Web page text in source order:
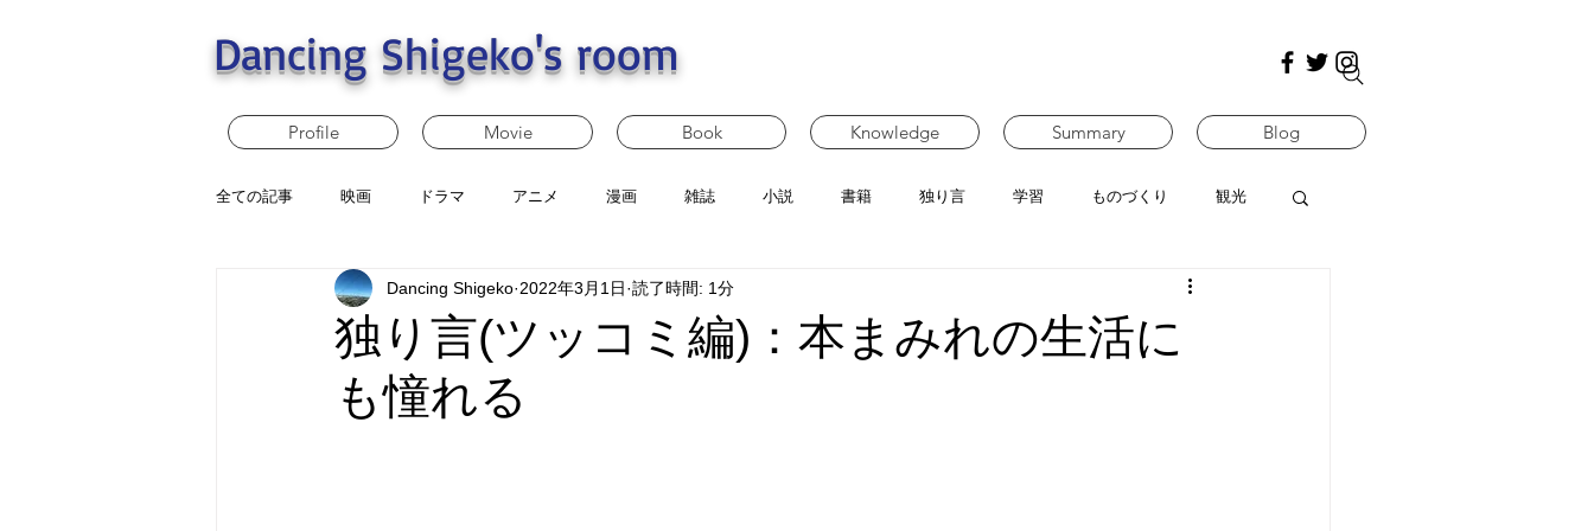
Dancing Shigeko's room
Profile Movie Book Knowledge Summary Blog
全ての記事 映画 ドラマ アニメ 漫画 雑誌 小説 書籍 独り言 学習 ものづくり 観光
独り言(ツッコミ編)：本まみれの生活に
も憧れる
Dancing Shigeko 2022年3月1日 読了時間: 1分